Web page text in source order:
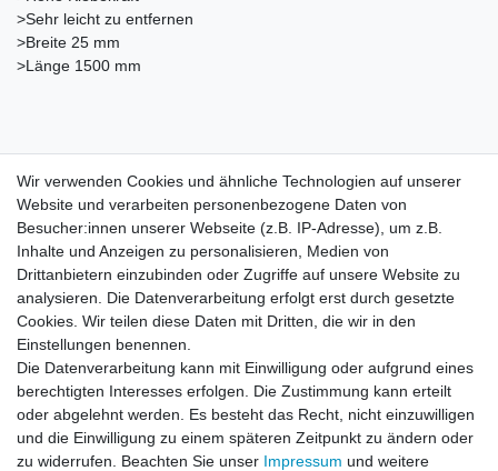
>Sehr leicht zu entfernen
>Breite 25 mm
>Länge 1500 mm
HUDY
HUDY
K Vystavisku
6992
911 01
Trencin
Slowakische Republik
info@hudy.net
+421 32 740 11 00
EU Verantwortliche Person
SMI Modell-Vertriebs GmbH
Gärtnerstraße
Siegen
info@smi-motorsport.de
Wir verwenden Cookies und ähnliche Technologien auf unserer
Website und verarbeiten personenbezogene Daten von
Besucher:innen unserer Webseite (z.B. IP-Adresse), um z.B.
Inhalte und Anzeigen zu personalisieren, Medien von
Drittanbietern einzubinden oder Zugriffe auf unsere Website zu
analysieren. Die Datenverarbeitung erfolgt erst durch gesetzte
Cookies. Wir teilen diese Daten mit Dritten, die wir in den
Einstellungen benennen.
Die Datenverarbeitung kann mit Einwilligung oder aufgrund eines
berechtigten Interesses erfolgen. Die Zustimmung kann erteilt
oder abgelehnt werden. Es besteht das Recht, nicht einzuwilligen
und die Einwilligung zu einem späteren Zeitpunkt zu ändern oder
zu widerrufen. Beachten Sie unser Impressum und weitere